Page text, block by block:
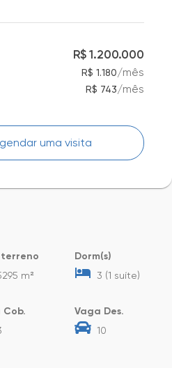
R$ 1.200.000
R$ 1.180/mês
R$ 743/mês
uma visita
m²
Dorm(s)
3 (1 suíte)
Cob. Vaga Des.
10